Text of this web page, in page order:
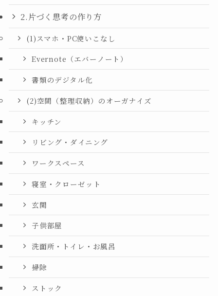
2.片づく思考の作り方
(1)スマホ・PC使いこなし
Evernote（エバーノート）
書類のデジタル化
(2)空間（整理収納）のオーガナイズ
キッチン
リビング・ダイニング
ワークスペース
寝室・クローゼット
玄関
子供部屋
洗面所・トイレ・お風呂
掃除
ストック